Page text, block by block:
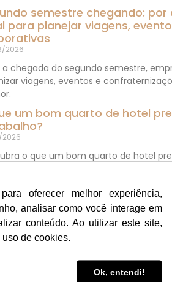
oferecer melhor experiência,
analisar como você interage em
conteúdo. Ao utilizar este site,
de cookies.
Ok, entendi!
semestre chegando:
para planejar viagens,
2026
chegada do segundo semestre,
viagens, eventos e
um bom quarto de hotel
o que um bom quarto de hotel
Veja os principais fatores que